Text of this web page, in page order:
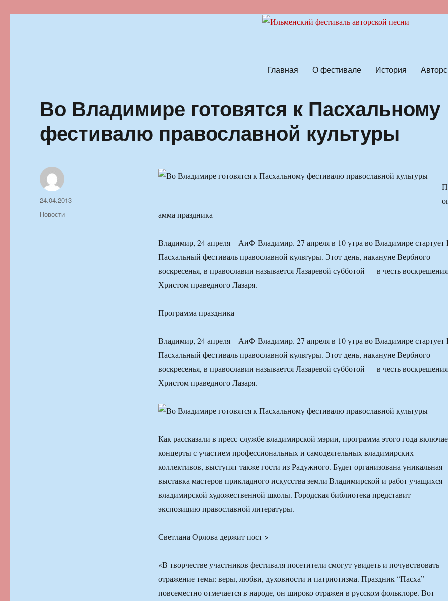
Главная О фестивале История
Во Владимире готовятся к Пасхальному
фестивалю православной культуры
амма праздника
Владимир, 24 апреля – АиФ-Владимир. 27 апреля в 10 утра во Владимире стартует
Пасхальный фестиваль православной культуры. Этот день, накануне Вербного
воскресенья, в православии называется Лазаревой субботой — в честь воскрешения
Христом праведного Лазаря.
Программа праздника
Владимир, 24 апреля – АиФ-Владимир. 27 апреля в 10 утра во Владимире стартует
Пасхальный фестиваль православной культуры. Этот день, накануне Вербного
воскресенья, в православии называется Лазаревой субботой — в честь воскрешения
Христом праведного Лазаря.
Как рассказали в пресс-службе владимирской мэрии, программа этого года
концерты с участием профессиональных и самодеятельных владимирских
коллективов, выступят также гости из Радужного. Будет организована уникальная
выставка мастеров прикладного искусства земли Владимирской и работ учащихся
владимирской художественной школы. Городская библиотека представит
экспозицию православной литературы.
Светлана Орлова держит пост >
«В творчестве участников фестиваля посетители смогут увидеть и почувствовать
отражение темы: веры, любви, духовности и патриотизма. Праздник “Пасха”
повсеместно отмечается в народе, он широко отражен в русском фольклоре. Вот
Автор
Опубликовано
24.04.2013
Рубрики
Новости